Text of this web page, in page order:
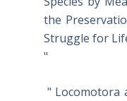
the
Struggle for
"
" Locomotora